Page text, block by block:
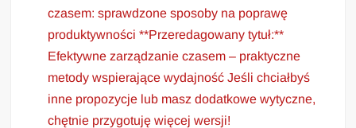
czasem: sprawdzone sposoby na poprawę
produktywności **Przeredagowany tytuł:**
Efektywne zarządzanie czasem – praktyczne
metody wspierające wydajność Jeśli chciałbyś
inne propozycje lub masz dodatkowe wytyczne,
chętnie przygotuję więcej wersji!